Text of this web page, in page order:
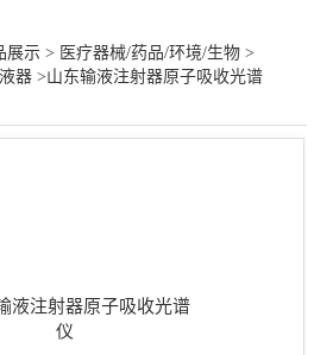
液器
展示 > 医疗器械/药品/环境/生物 >
器 >山东输液注射器原子吸收光谱